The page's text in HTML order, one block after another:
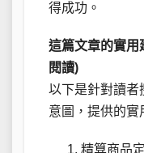
得成功。
這篇文章的實用
閱讀)
以下是針對讀者
意圖，提供的實
精算商品